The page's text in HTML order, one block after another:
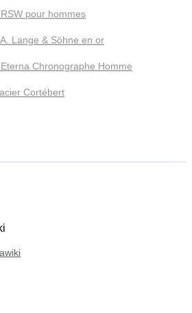
pour hommes
Lange & Söhne en or
Chronographe Homme
Cortébert